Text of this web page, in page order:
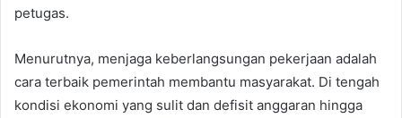
petugas.
Menurutnya, menjaga keberlangsungan pekerjaan adalah
cara terbaik pemerintah membantu masyarakat. Di tengah
kondisi ekonomi yang sulit dan defisit anggaran hingga